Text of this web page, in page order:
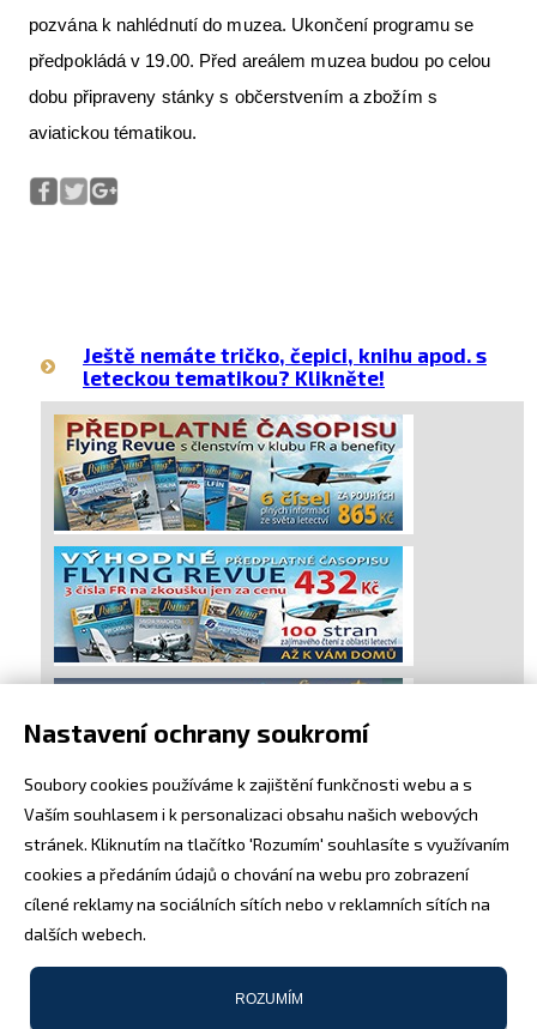
pozvána k nahlédnutí do muzea. Ukončení programu se
předpokládá v 19.00. Před areálem muzea budou po celou
dobu připraveny stánky s občerstvením a zbožím s
aviatickou tématikou.
Ještě nemáte tričko, čepici, knihu apod. s
leteckou tematikou? Klikněte!
Nastavení ochrany soukromí
Soubory cookies používáme k zajištění funkčnosti webu a s
Vaším souhlasem i k personalizaci obsahu našich webových
stránek. Kliknutím na tlačítko 'Rozumím' souhlasíte s využívaním
cookies a předáním údajů o chování na webu pro zobrazení
cílené reklamy na sociálních sítích nebo v reklamních sítích na
dalších webech.
ROZUMÍM